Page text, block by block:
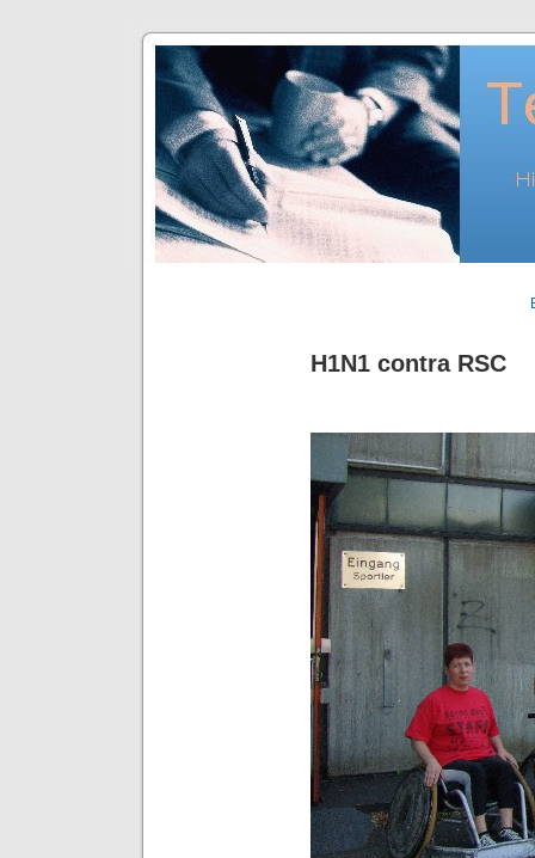
H1N1 contra RSC